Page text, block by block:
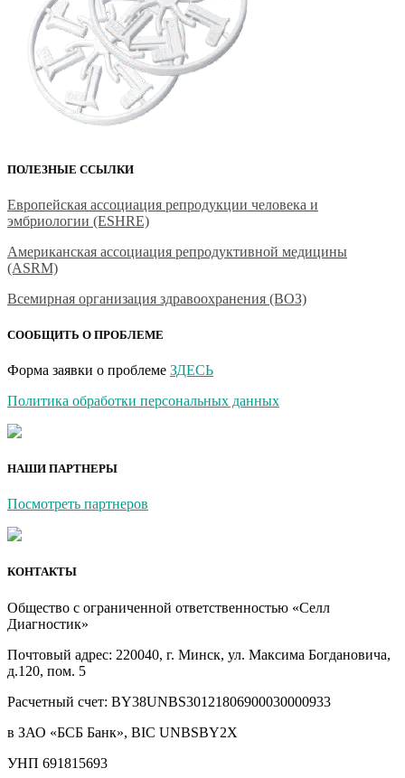
ПОЛЕЗНЫЕ ССЫЛКИ
Европейская ассоциация репродукции человека и
эмбриологии (ESHRE)
Американская ассоциация репродуктивной медицины
(ASRM)
Всемирная организация здравоохранения (ВОЗ)
СООБЩИТЬ О ПРОБЛЕМЕ
Форма заявки о проблеме ЗДЕСЬ
Политика обработки персональных данных
НАШИ ПАРТНЕРЫ
Посмотреть партнеров
КОНТАКТЫ
Общество с ограниченной ответственностью «Селл
Диагностик»
Почтовый адрес: 220040, г. Минск, ул. Максима Богдановича,
д.120, пом. 5
Расчетный счет: BY38UNBS30121806900030000933
в ЗАО «БСБ Банк», BIC UNBSBY2X
УНП 691815693